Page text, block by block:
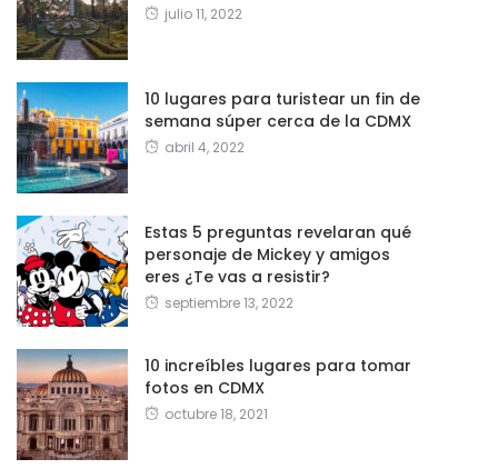
julio 11, 2022
10 lugares para turistear un fin de
semana súper cerca de la CDMX
abril 4, 2022
Estas 5 preguntas revelaran qué
personaje de Mickey y amigos
eres ¿Te vas a resistir?
septiembre 13, 2022
10 increíbles lugares para tomar
fotos en CDMX
octubre 18, 2021